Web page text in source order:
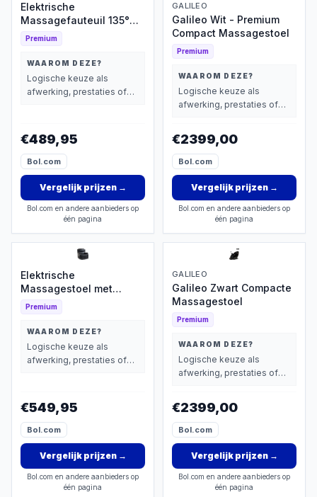
Elektrische
Massagefauteuil 135°
Kantelbaar
Premium
WAAROM DEZE?
Logische keuze als
afwerking, prestaties of
€489,95
Bol.com
Vergelijk prijzen→
Bol.com en andere aanbieders op
één pagina
GALILEO
Galileo Wit - Premium
Compact Massagestoel
Premium
WAAROM DEZE?
Logische keuze als
afwerking, prestaties of
€2399,00
Bol.com
Vergelijk prijzen→
Bol.com en andere aanbieders op
één pagina
Elektrische
Massagestoel met
Verwarming
Premium
WAAROM DEZE?
Logische keuze als
afwerking, prestaties of
€549,95
Bol.com
Vergelijk prijzen→
Bol.com en andere aanbieders op
één pagina
GALILEO
Galileo Zwart Compacte
Massagestoel
Premium
WAAROM DEZE?
Logische keuze als
afwerking, prestaties of
€2399,00
Bol.com
Vergelijk prijzen→
Bol.com en andere aanbieders op
één pagina